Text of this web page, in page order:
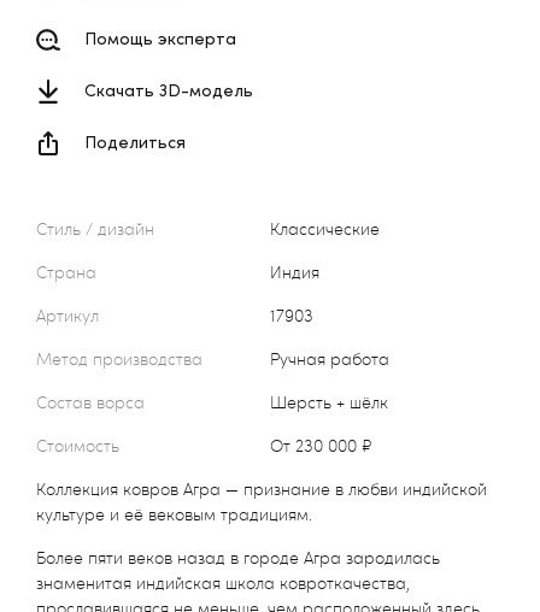
Стиль / дизайн
Классические
Страна
Индия
Артикул
17903
Метод производства
Ручная работа
Состав ворса
Шерсть + шёлк
Стоимость
от 230 000 ₽
Коллекция ковров Агра — признание в любви индийской
культуре и её вековым традициям.
Более пяти веков назад в городе Агра зародилась
знаменитая индийская школа ковроткачества,
Помощь эксперта
Скачать 3D-модель
Поделиться